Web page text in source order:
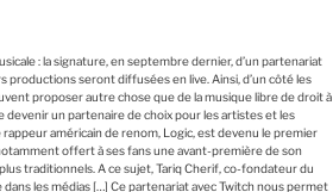
: la signature, en septembre dernier, d’un partenariat
productions seront diffusées en live. Ainsi, d’un côté les
proposer autre chose que de la musique libre de droit à
devenir un partenaire de choix pour les artistes et les
américain de renom, Logic, est devenu le premier
offert à ses fans une avant-première de son
traditionnels. A ce sujet, Tariq Cherif, co-fondateur du
les médias […] Ce partenariat avec Twitch nous permet